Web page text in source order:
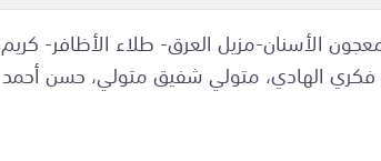
الأسنان-مزيل العرق- طلاء الأظافر- كريم
فكري الهادي، متولي شفيق متولي، حسن أحمد